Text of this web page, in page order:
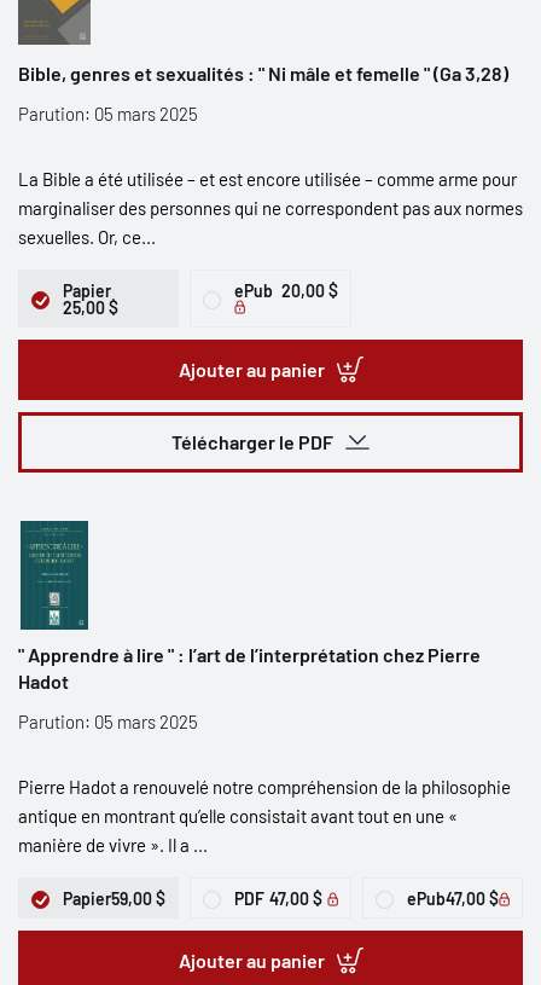
Bible, genres et sexualités : " Ni mâle et femelle " (Ga 3,28)
Parution: 05 mars 2025
La Bible a été utilisée – et est encore utilisée – comme arme pour
marginaliser des personnes qui ne correspondent pas aux normes
sexuelles. Or, ce...
Papier
25,00 $
ePub 20,00 $
Ajouter au panier
Télécharger le PDF
" Apprendre à lire " : l’art de l’interprétation chez Pierre
Hadot
Parution: 05 mars 2025
Pierre Hadot a renouvelé notre compréhension de la philosophie
antique en montrant qu’elle consistait avant tout en une «
manière de vivre ». Il a ...
Papier59,00 $ PDF 47,00 $ ePub47,00 $
Ajouter au panier